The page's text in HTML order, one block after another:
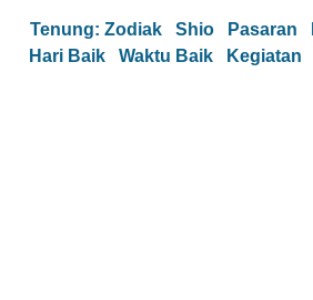
Tenung: Zodiak Shio Pasaran
Hari Baik
Waktu Baik Kegiatan